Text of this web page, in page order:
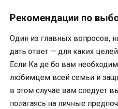
Рекомендации по
Один из главных вопросов,
дать ответ — для каких
Если Ка де бо вам
любимцем всей семьи и
в этом случае вам следует
полагаясь на личные